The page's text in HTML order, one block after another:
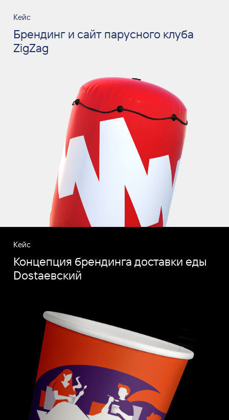
Кейс
Брендинг и сайт парусного клуба
ZigZag
Кейс
Концепция брендинга доставки еды
Dostaевский